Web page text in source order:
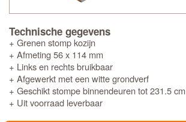
Technische gegevens
+ Grenen stomp kozijn
+ Afmeting 56 x 114 mm
+ Links en rechts bruikbaar
+ Afgewerkt met een witte grondverf
+ Geschikt stompe binnendeuren tot 231.5 cm
+ Uit voorraad leverbaar